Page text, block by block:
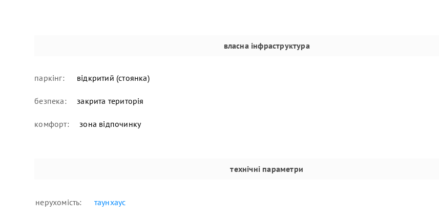
власна інфраструктура
паркінг: відкритий (стоянка)
безпека: закрита територія
комфорт: зона відпочинку
технічні параметри
нерухомість: таунхаус